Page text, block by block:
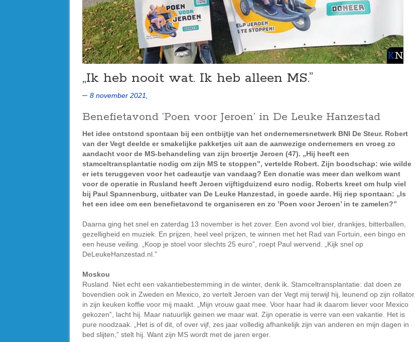
„Ik heb nooit wat. Ik heb alleen MS.”
8 november 2021,
Benefietavond ’Poen voor Jeroen’ in De Leuke Hanzestad
Het idee ontstond spontaan bij een ontbijtje van het ondernemersnetwerk BNI De Steur. Robert
van der Vegt deelde er smakelijke pakketjes uit aan de aanwezige ondernemers en vroeg zo
aandacht voor de MS-behandeling van zijn broertje Jeroen (47). „Hij heeft een
stamceltransplantatie nodig om zijn MS te stoppen”, vertelde Robert. Zijn boodschap: wie wilde
er iets teruggeven voor het cadeautje van vandaag? Een donatie was meer dan welkom want
voor de operatie in Rusland heeft Jeroen vijftigduizend euro nodig. Roberts kreet om hulp viel
bij Paul Spannenburg, uitbater van De Leuke Hanzestad, in goede aarde. Hij riep spontaan: „Is
het een idee om een benefietavond te organiseren en zo ’Poen voor Jeroen’ in te zamelen?”
Daarna ging het snel en zaterdag 13 november is het zover. Een avond vol bier, drankjes, bitterballen,
gezelligheid en muziek. En prijzen, heel veel prijzen, te winnen met het Rad van Fortuin, een bingo en
een heuse veiling. „Koop je stoel voor slechts 25 euro”, roept Paul wervend. „Kijk snel op
DeLeukeHanzestad.nl.”
Moskou
Rusland. Niet echt een vakantiebestemming in de winter, denk ik. Stamceltransplantatie: dat doen ze
bovendien ook in Zweden en Mexico, zo vertelt Jeroen van der Vegt mij terwijl hij, leunend op zijn rollator,
in zijn keuken koffie voor mij maakt. „Mijn vrouw gaat mee. Voor haar had ik daarom liever voor Mexico
gekozen”, lacht hij. Maar natuurlijk geinen we maar wat. Zijn operatie is verre van een vakantie. Het is
pure noodzaak. „Het is of dit, of over vijf, zes jaar volledig afhankelijk zijn van anderen en mijn dagen in
bed slijten,” stelt hij. Want zijn MS wordt met de jaren erger.